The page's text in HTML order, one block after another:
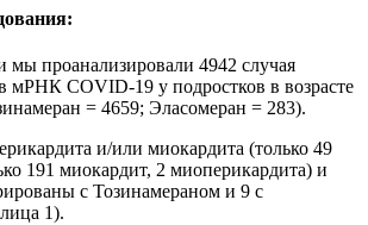
проанализировали 4942 случая
мРНК COVID-19 у подростков в возрасте
= 4659; Эласомеран = 283).
и/или миокардита (только 49
191 миокардит, 2 миоперикардита) и
с Тозинамераном и 9 с
1).